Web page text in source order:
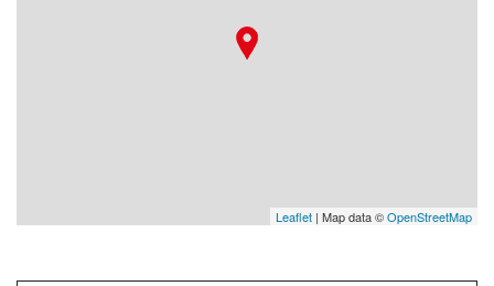
Leaflet | Map data ©OpenStreetMap